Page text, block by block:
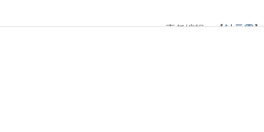
责任编辑：【钟元霞】